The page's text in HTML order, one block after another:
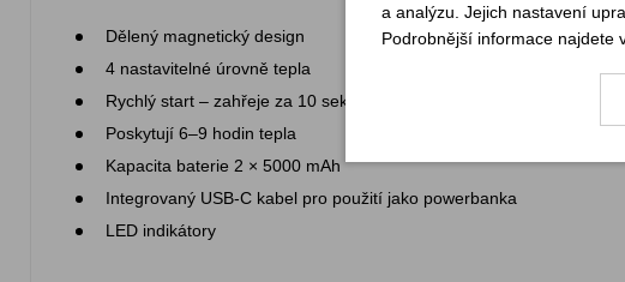
Dělený magnetický design
4 nastavitelné úrovně tepla
Rychlý start – zahřeje za 10 sekund
Poskytují 6–9 hodin tepla
Kapacita baterie 2 × 5000 mAh
Integrovaný USB-C kabel pro použití jako powerbanka
LED indikátory
a analýzu. Jejich nastavení
Podrobnější informace najdete